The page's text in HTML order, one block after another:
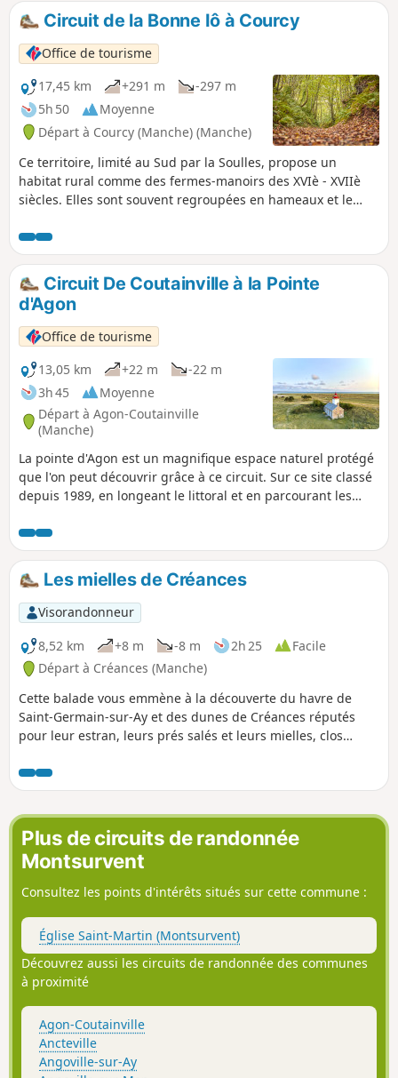
que de jolis hameaux, complètent le tableau.
Circuit de la Bonne Iô à Courcy
Office de tourisme
17,45 km
+291 m
-297 m
5h 50
Moyenne
Départ à Courcy (Manche) (Manche)
Ce territoire, limité au Sud par la Soulles, propose un
habitat rural comme des fermes-manoirs des XVIè - XVIIè
siècles. Elles sont souvent regroupées en hameaux et le
la ferme. L'eau (la bonne iô) est présente partout sur le
parcours.
Circuit De Coutainville à la Pointe
d'Agon
Office de tourisme
13,05 km
+22 m
-22 m
3h 45
Moyenne
Départ à Agon-Coutainville
(Manche)
La pointe d'Agon est un magnifique espace naturel protégé
que l'on peut découvrir grâce à ce circuit. Sur ce site classé
depuis 1989, en longeant le littoral et en parcourant les
sols sablonneux), on découvre peu à peu cet espace
exceptionnel.
Les mielles de Créances
Visorandonneur
8,52 km
+8 m -8 m 2h 25
Facile
Départ à Créances (Manche)
Cette balade vous emmène à la découverte du havre de
Saint-Germain-sur-Ay et des dunes de Créances réputés
pour leur estran, leurs prés salés et leurs mielles, clos
Plus de circuits de randonnée
Montsurvent
Consultez les points d'intérêts situés sur cette commune :
Église Saint-Martin (Montsurvent)
Découvrez aussi les circuits de randonnée des communes
à proximité
Agon-Coutainville
Ancteville
Angoville-sur-Ay